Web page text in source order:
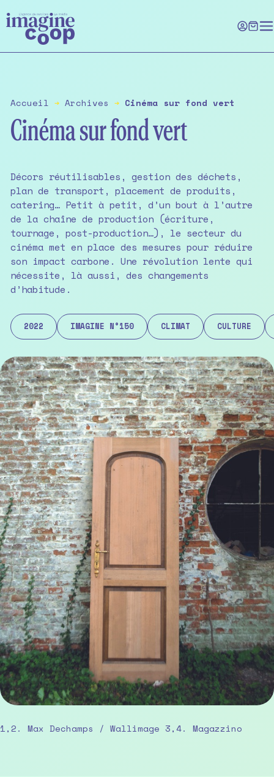
to
the
content
Accueil ➔ Archives ➔ Cinéma sur fond vert
Cinéma sur fond vert
Décors réutilisables, gestion des déchets,
plan de transport, placement de produits,
catering… Petit à petit, d’un bout à l’autre
de la chaîne de production (écriture,
tournage, post-production…), le secteur du
cinéma met en place des mesures pour réduire
son impact carbone. Une révolution lente qui
nécessite, là aussi, des changements
d’habitude.
2022 IMAGINE N°150 CLIMAT CULTURE
1,2. Max Dechamps / Wallimage 3,4. Magazzino